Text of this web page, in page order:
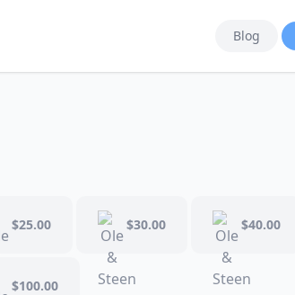
Blog
$25.00 $30.00 $40.00
$100.00